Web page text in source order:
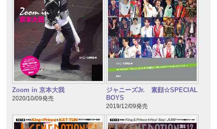
Zoom in 京本大我
2020/10/09発売
ジャニーズJr. 素顔☆SPECIAL
BOYS
2019/12/09発売